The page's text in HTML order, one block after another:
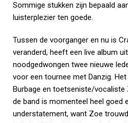
Sommige stukken zijn bepaald
luisterplezier ten goede.
Tussen de voorganger en nu is
veranderd, heeft een live album
noodgedwongen twee nieuwe
voor een tournee met Danzig.
Burbage en toetseniste/vocaliste
de band is momenteel heel goed
understatement, want Zoe